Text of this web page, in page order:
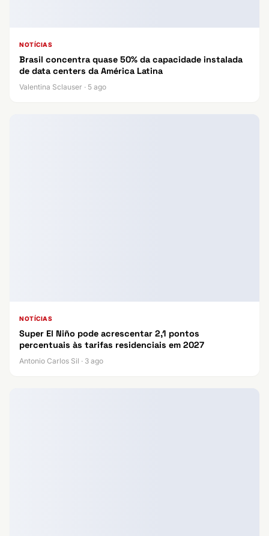
NOTÍCIAS
Brasil concentra quase 50% da capacidade instalada
de data centers da América Latina
Valentina Sclauser · 5 ago
NOTÍCIAS
Super El Niño pode acrescentar 2,1 pontos
percentuais às tarifas residenciais em 2027
Antonio Carlos Sil · 3 ago